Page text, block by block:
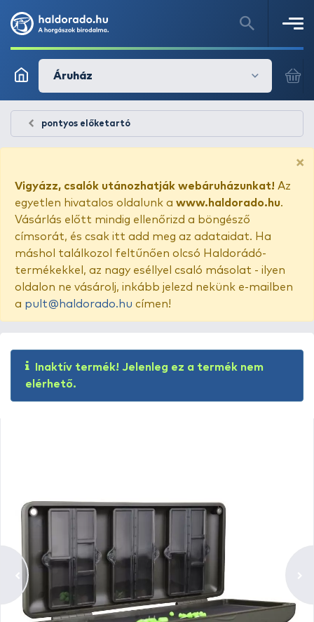
Áruház
pontyos előketartó
×
Vigyázz, csalók utánozhatják webáruházunkat! Az
egyetlen hivatalos oldalunk a www.haldorado.hu.
Vásárlás előtt mindig ellenőrizd a böngésző
címsorát, és csak itt add meg az adataidat. Ha
máshol találkozol feltűnően olcsó Haldorádó-
termékekkel, az nagy eséllyel csaló másolat - ilyen
oldalon ne vásárolj, inkább jelezd nekünk e-mailben
a pult@haldorado.hu címen!
Inaktív termék! Jelenleg ez a termék nem
elérhető.